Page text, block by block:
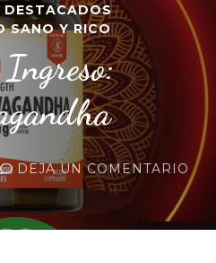
SANO Y RICO
DEJA UN COMENTARIO EN